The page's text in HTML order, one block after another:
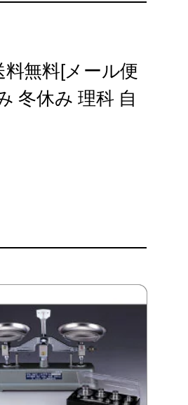
無料[メール便
冬休み 理科 自